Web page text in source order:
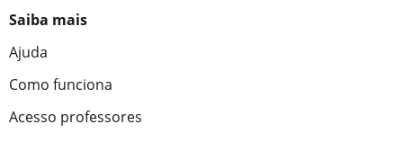
Saiba mais
Ajuda
Como funciona
Acesso professores